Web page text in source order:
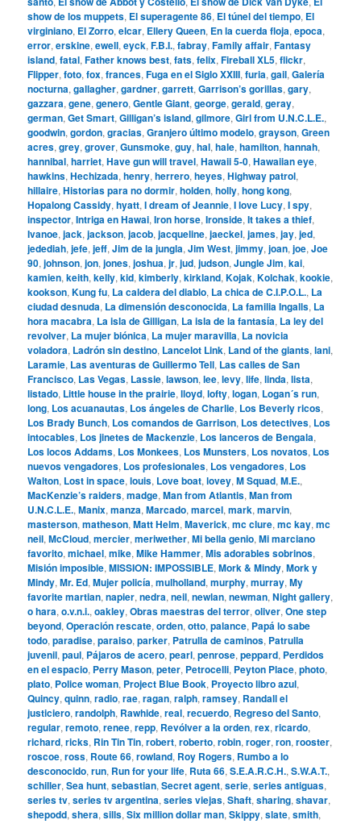
show de los muppets, El superagente 86, El túnel del tiempo, El
virginiano, El Zorro,elcar, Ellery Queen, En la cuerda floja,epoca,
error,erskine,ewell,eyck,F.B.I.,fabray,Family affair,Fantasy
island,fatal,Father knows best,fats,felix,Fireball XL5,flickr,
Flipper,foto,fox,frances,Fuga en el Siglo XXIII,furia,gail,Galería
nocturna,gallagher,gardner,garrett,Garrison’s gorillas,gary,
gazzara,gene,genero,Gentle Giant,george,gerald,geray,
german,Get Smart,Gilligan’s island,gilmore,Girl from U.N.C.L.E.,
goodwin,gordon,gracias,Granjero último modelo,grayson,Green
acres,grey,grover,Gunsmoke,guy,hal,hale,hamilton,hannah,
hannibal,harriet,Have gun will travel,Hawaii 5-0,Hawaiian eye,
hawkins,Hechizada,henry,herrero,heyes,Highway patrol,
hillaire,Historias para no dormir,holden,holly,hong kong,
Hopalong Cassidy,hyatt,I dream of Jeannie,I love Lucy,I spy,
inspector,Intriga en Hawai,Iron horse,Ironside,It takes a thief,
Ivanoe,jack,jackson,jacob,jacqueline,jaeckel,james,jay,jed,
jedediah,jefe,jeff,Jim de la jungla,Jim West,jimmy,joan,joe,Joe
90,johnson,jon,jones,joshua,jr,jud,judson,Jungle Jim,kai,
kamien,keith,kelly,kid,kimberly,kirkland,Kojak,Kolchak,kookie,
kookson,Kung fu, La caldera del diablo, La chica de C.I.P.O.L., La
ciudad desnuda, La dimensión desconocida, La familia Ingalls, La
hora macabra, La isla de Gilligan, La isla de la fantasía, La ley del
revolver, La mujer biónica, La mujer maravilla, La novicia
voladora, Ladrón sin destino, Lancelot Link, Land of the giants,lani,
Laramie, Las aventuras de Guillermo Tell, Las calles de San
Francisco, Las Vegas, Lassie,lawson,lee,levy,life,linda,lista,
listado, Little house in the prairie,lloyd,lofty,logan, Logan´s run,
long, Los acuanautas, Los ángeles de Charlie, Los Beverly ricos,
Los Brady Bunch, Los comandos de Garrison, Los detectives, Los
intocables, Los jinetes de Mackenzie, Los lanceros de Bengala,
Los locos Addams, Los Monkees, Los Munsters, Los novatos, Los
nuevos vengadores, Los profesionales, Los vengadores, Los
Walton, Lost in space,louis, Love boat,lovey,M Squad,M.E.,
MacKenzie’s raiders,madge,Man from Atlantis,Man from
U.N.C.L.E.,Manix,manza,Marcado,marcel,mark,marvin,
masterson,matheson,Matt Helm,Maverick,mc clure,mc kay,mc
neil,McCloud,mercier,meriwether,Mi bella genio,Mi marciano
favorito,michael,mike,Mike Hammer,Mis adorables sobrinos,
Misión imposible,MISSION: IMPOSSIBLE,Mork & Mindy,Mork y
Mindy,Mr. Ed,Mujer policía,mulholland,murphy,murray,My
favorite martian,napier,nedra,neil,newlan,newman,Night gallery,
o hara,o.v.n.i.,oakley,Obras maestras del terror,oliver,One step
beyond,Operación rescate,orden,otto,palance, Papá lo sabe
todo,paradise,paraiso,parker, Patrulla de caminos, Patrulla
juvenil,paul, Pájaros de acero,pearl,penrose,peppard, Perdidos
en el espacio, Perry Mason,peter, Petrocelli, Peyton Place,photo,
plato, Police woman, Project Blue Book, Proyecto libro azul,
Quincy,quinn,radio,rae,ragan,ralph,ramsey, Randall el
justiciero,randolph, Rawhide,real,recuerdo, Regreso del Santo,
regular,remoto,renee,repp, Revólver a la orden,rex,ricardo,
richard,ricks, Rin Tin Tin,robert,roberto,robin,roger,ron,rooster,
roscoe,ross, Route 66,rowland, Roy Rogers, Rumbo a lo
desconocido,run, Run for your life, Ruta 66,S.E.A.R.C.H.,S.W.A.T.,
schiller,Sea hunt,sebastian,Secret agent,serie,series antiguas,
series tv,series tv argentina,series viejas,Shaft,sharing,shavar,
shepodd,shera,sills,Six million dollar man,Skippy,slate,smith,